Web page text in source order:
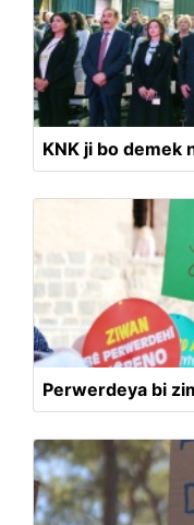
KNK ji bo demek
Perwerdeya bi